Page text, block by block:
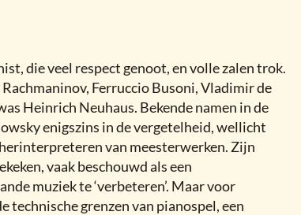
die veel respect genoot, en volle zalen trok.
Ferruccio Busoni, Vladimir de
Heinrich Neuhaus. Bekende namen in de
enigszins in de vergetelheid, wellicht
van meesterwerken. Zijn
vaak beschouwd als een
muziek te ‘verbeteren’. Maar voor
technische grenzen van pianospel, een